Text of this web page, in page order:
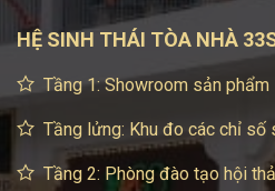
HỆ SINH THÁI TÒA NHÀ
Tầng 1: Showroom sản phẩm
Tầng lửng: Khu đo các chỉ số
Tầng 2: Phòng đào tạo hội